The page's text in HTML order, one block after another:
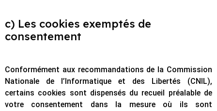
c) Les cookies exemptés de
consentement
Conformément aux recommandations de la Commission
Nationale de l’Informatique et des Libertés (CNIL),
certains cookies sont dispensés du recueil préalable de
votre consentement dans la mesure où ils sont